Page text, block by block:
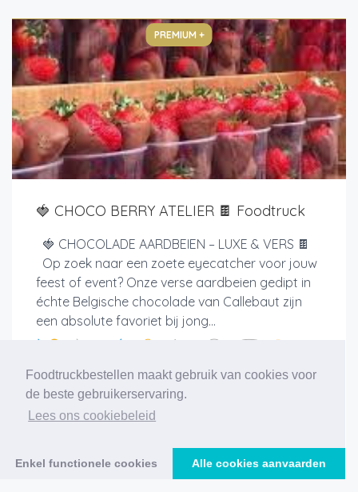
Foodtruckbestellen maakt gebruik van cookies voor
de beste gebruikerservaring.
Lees ons cookiebeleid
Enkel functionele cookies Alle cookies aanvaarden
PREMIUM +
🍓 CHOCO BERRY ATELIER 🍫 Foodtruck
🍓 CHOCOLADE AARDBEIEN – LUXE & VERS 🍫
Op zoek naar een zoete eyecatcher voor jouw
feest of event? Onze verse aardbeien gedipt in
échte Belgische chocolade van Callebaut zijn
een absolute favoriet bij jong...